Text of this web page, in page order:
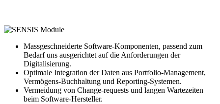
Massgeschneiderte Software-Komponenten, passend zum
Bedarf uns ausgerichtet auf die Anforderungen der
Digitalisierung.
Optimale Integration der Daten aus Portfolio-Management,
Vermögens-Buchhaltung und Reporting-Systemen.
Vermeidung von Change-requests und langen Wartezeiten
beim Software-Hersteller.